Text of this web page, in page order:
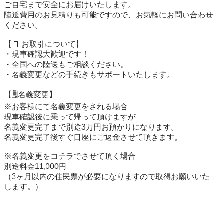
ご自宅まで安全にお届けいたします。
陸送費用のお見積りも可能ですので、お気軽にお問い合わせ
ください。
【🧾 お取引について】
・現車確認大歓迎です！
・全国への陸送もご相談ください。
・名義変更などの手続きもサポートいたします。
【🗒名義変更】
※お客様にて名義変更をされる場合
現車確認後に乗って帰って頂けますが
名義変更完了まで別途3万円お預かりになります。
名義変更完了後すぐ口座にご返金させて頂きます。
※名義変更をコチラでさせて頂く場合
別途料金11,000円
（3ヶ月以内の住民票が必要になりますので取得お願いいた
します。）